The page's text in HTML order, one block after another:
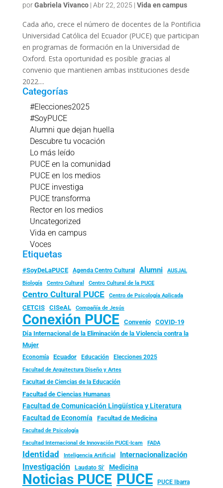
porGabriela Vivanco| Abr 22, 2025 | Vida en campus
Cada año, crece el número de docentes de la Pontificia
Universidad Católica del Ecuador (PUCE) que participan
en programas de formación en la Universidad de
Oxford. Esta oportunidad es posible gracias al
convenio que mantienen ambas instituciones desde
2022....
Categorías
#Elecciones2025
#SoyPUCE
Alumni que dejan huella
Descubre tu vocación
Lo más leído
PUCE en la comunidad
PUCE en los medios
PUCE investiga
PUCE transforma
Rector en los medios
Uncategorized
Vida en campus
Voces
Etiquetas
#SoyDeLaPUCE Agenda Centro Cultural Alumni
AUSJAL
Biología
Centro Cultural Centro Cultural de la PUCE
Centro Cultural PUCE Centro de Psicología Aplicada
CETCIS CISeAL Compañía de Jesús
Conexión PUCE Convenio
COVID-19
Día Internacional de la Eliminación de la Violencia contra la
Mujer
Economía Ecuador Educación Elecciones 2025
Facultad de Arquitectura Diseño y Artes
Facultad de Ciencias de la Educación
Facultad de Ciencias Humanas
Facultad de Comunicación Lingüística y Literatura
Facultad de Economía Facultad de Medicina
Facultad de Psicología
Facultad Internacional de Innovación PUCE-Icam FADA
Identidad Inteligencia Artificial Internacionalización
Investigación Laudato Si’ Medicina
Noticias PUCE PUCE PUCE Ibarra